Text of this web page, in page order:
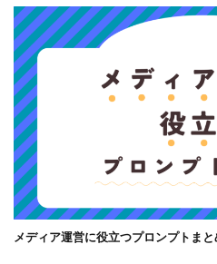
メディア運営に役立つプロンプトまと